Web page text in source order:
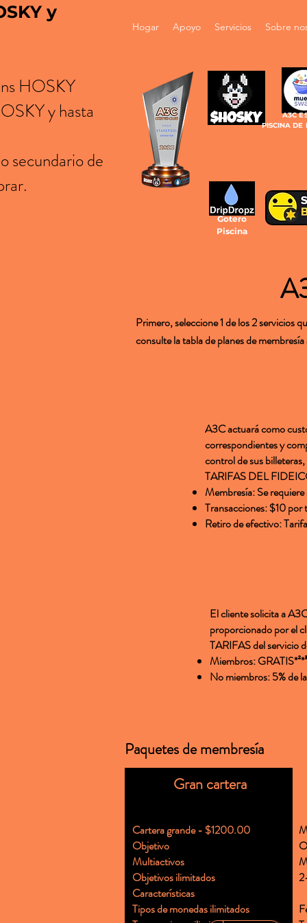
Gotero
Piscina
A3C
PISCINA DE
y
HOSKY
y hasta
secundario de
Hogar Apoyo Servicios Sobre
Primero, seleccione 1 de los 2 servicios
consulte la tabla de planes de
A3C actuará como
correspondientes y
control de sus
TARIFAS DEL
Membresía: Se
Transacciones: $10 por
Retiro de efectivo:
El cliente solicita a
proporcionado por el
TARIFAS del servicio
Miembros: GRATIS*²*³
No miembros: 5% de
Paquetes de membresía
Gran cartera
Cartera grande - $1200.00
Objetivo
Multiactivos
Objetivos ilimitados
Características
Tipos de monedas ilimitados